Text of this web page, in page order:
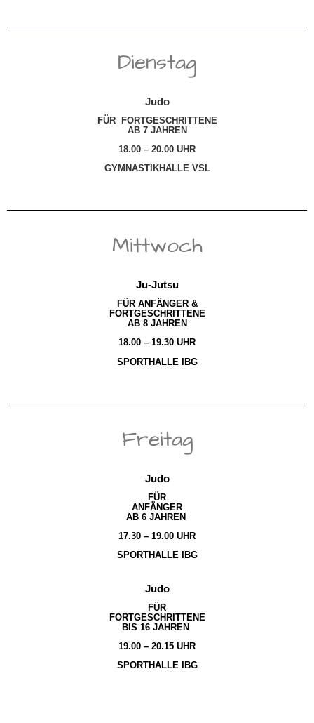
Dienstag
Judo
FÜR FORTGESCHRITTENE
AB 7 JAHREN
18.00 – 20.00 UHR
GYMNASTIKHALLE VSL
Mittwoch
Ju-Jutsu
FÜR ANFÄNGER &
FORTGESCHRITTENE
AB 8 JAHREN
18.00 – 19.30 UHR
SPORTHALLE IBG
Freitag
Judo
FÜR
ANFÄNGER
AB 6 JAHREN
17.30 – 19.00 UHR
SPORTHALLE IBG
Judo
FÜR
FORTGESCHRITTENE
BIS 16 JAHREN
19.00 – 20.15 UHR
SPORTHALLE IBG